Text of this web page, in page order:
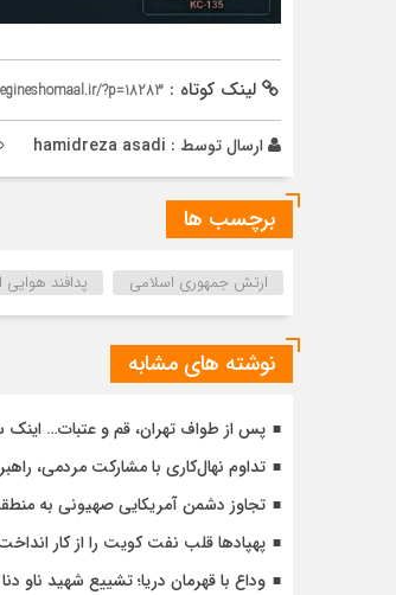
لینک کوتاه : ?p=18283
ارسال توسط : hamidreza asadi
برچسب ها
ارتش جمهوری اسلامی پدافند هوایی
نوشته های مشابه
پس از طواف تهران، قم و عتبات… اینک
تداوم نهال‌کاری با مشارکت مردمی،
تجاوز دشمن آمریکایی صهیونی به
پهپادها قلب نفت کویت را از کار
وداع با قهرمان دریا؛ تشییع شهید ناو